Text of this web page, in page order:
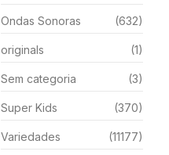
Ondas Sonoras (632)
originals (1)
Sem categoria (3)
Super Kids (370)
Variedades (11177)